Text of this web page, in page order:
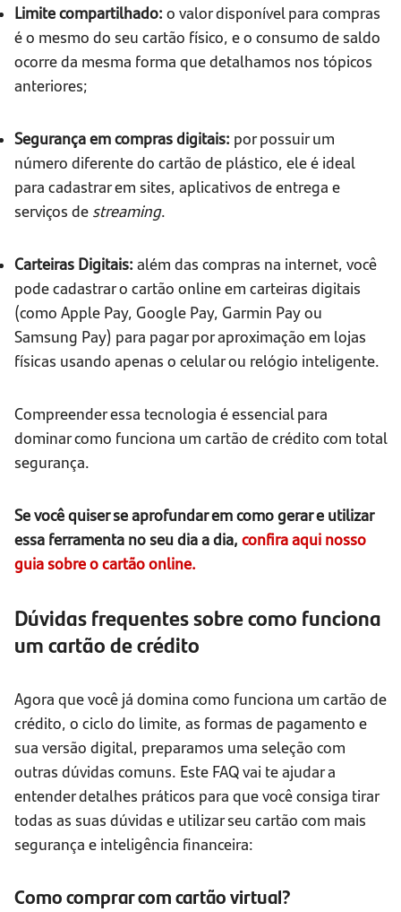
Limite compartilhado: o valor disponível para compras
é o mesmo do seu cartão físico, e o consumo de saldo
ocorre da mesma forma que detalhamos nos tópicos
anteriores;
Segurança em compras digitais: por possuir um
número diferente do cartão de plástico, ele é ideal
para cadastrar em sites, aplicativos de entrega e
serviços de streaming.
Carteiras Digitais: além das compras na internet, você
pode cadastrar o cartão online em carteiras digitais
(como Apple Pay, Google Pay, Garmin Pay ou
Samsung Pay) para pagar por aproximação em lojas
físicas usando apenas o celular ou relógio inteligente.
Compreender essa tecnologia é essencial para
dominar como funciona um cartão de crédito com total
segurança.
Se você quiser se aprofundar em como gerar e utilizar
essa ferramenta no seu dia a dia, confira aqui nosso
guia sobre o cartão online.
Dúvidas frequentes sobre como funciona
um cartão de crédito
Agora que você já domina como funciona um cartão de
crédito, o ciclo do limite, as formas de pagamento e
sua versão digital, preparamos uma seleção com
outras dúvidas comuns. Este FAQ vai te ajudar a
entender detalhes práticos para que você consiga tirar
todas as suas dúvidas e utilizar seu cartão com mais
segurança e inteligência financeira:
Como comprar com cartão virtual?